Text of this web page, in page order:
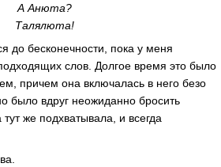
А Анюта?
Талялюта!
до бесконечности, пока у меня
слов. Долгое время это было
причем она включалась в него безо
было вдруг неожиданно бросить
же подхватывала, и всегда